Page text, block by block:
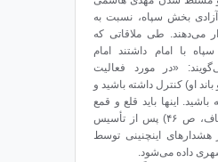
بخش سپاه، نسبت به
می‌دهند. طی ملاقاتی که
با امام داشتند امام
«در مورد فعالیت
او) کنترل داشته باشید و
باشید. اینها باید قلع و قمع
شوند. » (سنجه انصاف، ص ۴۶) پس از تأسیس
هشدارهای اینچنینی توسط
شهری داده می‌شود.